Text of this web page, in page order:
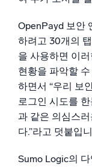
OpenPayd 보안
하려고 30개의
을 사용하면 이
현황을 파악할
하면서 “우리 보
로그인 시도를
과 같은 의심스
다.”라고 덧붙입
Sumo Logic의